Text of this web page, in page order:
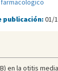
publicación:01/
la otitis